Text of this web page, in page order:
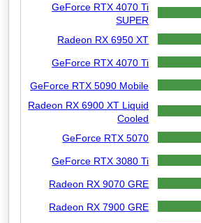
GeForce RTX 4070 Ti
SUPER
Radeon RX 6950 XT
GeForce RTX 4070 Ti
GeForce RTX 5090 Mobile
Radeon RX 6900 XT Liquid
Cooled
GeForce RTX 5070
GeForce RTX 3080 Ti
Radeon RX 9070 GRE
Radeon RX 7900 GRE